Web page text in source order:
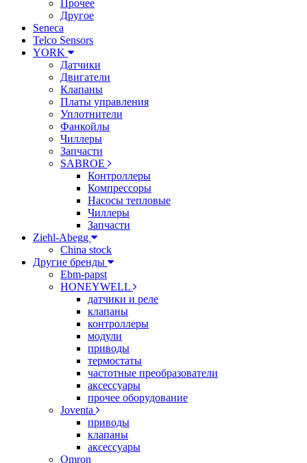
Прочее
Другое
Seneca
Telco Sensors
YORK
Датчики
Двигатели
Клапаны
Платы управления
Уплотнители
Фанкойлы
Чиллеры
Запчасти
SABROE
Контроллеры
Компрессоры
Насосы тепловые
Чиллеры
Запчасти
Ziehl-Abegg
China stock
Другие бренды
Ebm-papst
HONEYWELL
датчики и реле
клапаны
контроллеры
модули
приводы
термостаты
частотные преобразователи
аксессуары
прочее оборудование
Joventa
приводы
клапаны
аксессуары
Omron